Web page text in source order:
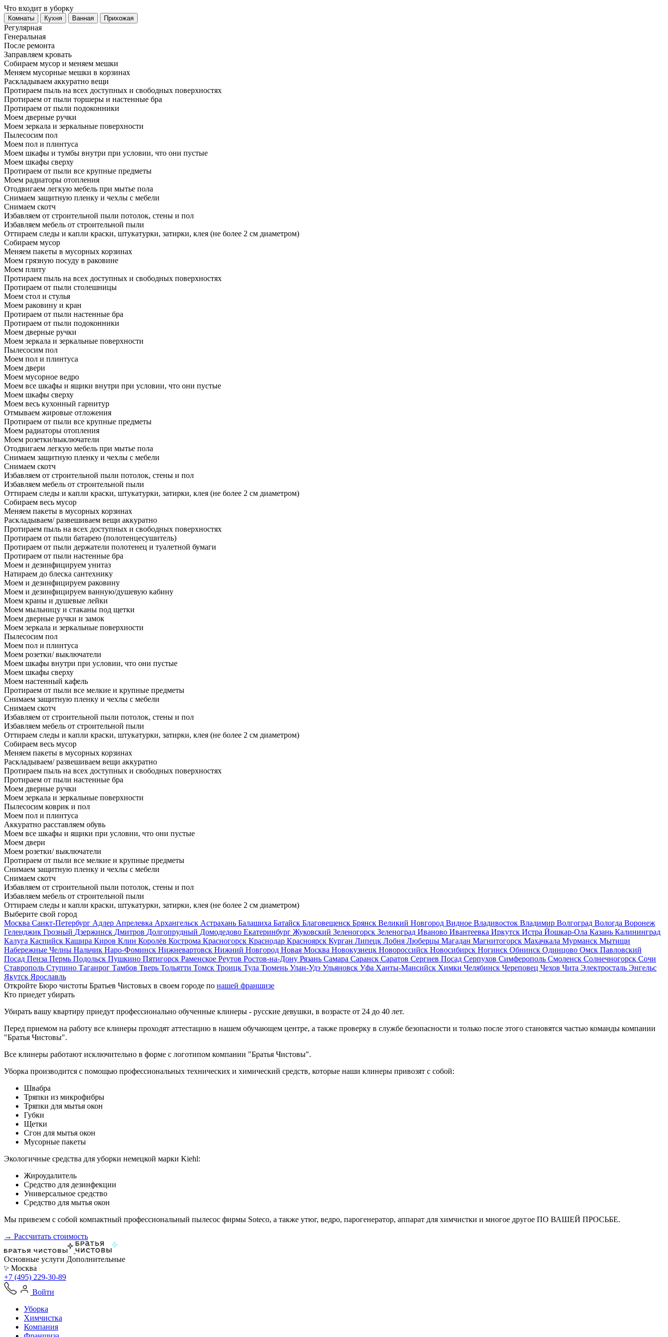
Что входит в уборку
Регу­лярная
Гене­ральная
После ремонта
Заправляем кровать
Собираем мусор и меняем мешки
Меняем мусорные мешки в корзинах
Раскладываем аккуратно вещи
Протираем пыль на всех доступных и свободных поверхностях
Протираем от пыли торшеры и настенные бра
Протираем от пыли подоконники
Моем дверные ручки
Моем зеркала и зеркальные поверхности
Пылесосим пол
Моем пол и плинтуса
Моем шкафы и тумбы внутри при условии, что они пустые
Моем шкафы сверху
Протираем от пыли все крупные предметы
Моем радиаторы отопления
Отодвигаем легкую мебель при мытье пола
Снимаем защитную пленку и чехлы с мебели
Снимаем скотч
Избавляем от строительной пыли потолок, стены и пол
Избавляем мебель от строительной пыли
Оттираем следы и капли краски, штукатурки, затирки, клея (не более 2 см диаметром)
Собираем мусор
Меняем пакеты в мусорных корзинах
Моем грязную посуду в раковине
Моем плиту
Протираем пыль на всех доступных и свободных поверхностях
Протираем от пыли столешницы
Моем стол и стулья
Моем раковину и кран
Протираем от пыли настенные бра
Протираем от пыли подоконники
Моем дверные ручки
Моем зеркала и зеркальные поверхности
Пылесосим пол
Моем пол и плинтуса
Моем двери
Моем мусорное ведро
Моем все шкафы и ящики внутри при условии, что они пустые
Моем шкафы сверху
Моем весь кухонный гарнитур
Отмываем жировые отложения
Протираем от пыли все крупные предметы
Моем радиаторы отопления
Моем розетки/выключатели
Отодвигаем легкую мебель при мытье пола
Снимаем защитную пленку и чехлы с мебели
Снимаем скотч
Избавляем от строительной пыли потолок, стены и пол
Избавляем мебель от строительной пыли
Оттираем следы и капли краски, штукатурки, затирки, клея (не более 2 см диаметром)
Собираем весь мусор
Меняем пакеты в мусорных корзинах
Раскладываем/ развешиваем вещи аккуратно
Протираем пыль на всех доступных и свободных поверхностях
Протираем от пыли батарею (полотенцесушитель)
Протираем от пыли держатели полотенец и туалетной бумаги
Протираем от пыли настенные бра
Моем и дезинфицируем унитаз
Натираем до блеска сантехнику
Моем и дезинфицируем раковину
Моем и дезинфицируем ванную/душевую кабину
Моем краны и душевые лейки
Моем мыльницу и стаканы под щетки
Моем дверные ручки и замок
Моем зеркала и зеркальные поверхности
Пылесосим пол
Моем пол и плинтуса
Моем розетки/ выключатели
Моем шкафы внутри при условии, что они пустые
Моем шкафы сверху
Моем настенный кафель
Протираем от пыли все мелкие и крупные предметы
Снимаем защитную пленку и чехлы с мебели
Снимаем скотч
Избавляем от строительной пыли потолок, стены и пол
Избавляем мебель от строительной пыли
Оттираем следы и капли краски, штукатурки, затирки, клея (не более 2 см диаметром)
Собираем весь мусор
Меняем пакеты в мусорных корзинах
Раскладываем/ развешиваем вещи аккуратно
Протираем пыль на всех доступных и свободных поверхностях
Протираем от пыли настенные бра
Моем дверные ручки
Моем зеркала и зеркальные поверхности
Пылесосим коврик и пол
Моем пол и плинтуса
Аккуратно расставляем обувь
Моем все шкафы и ящики при условии, что они пустые
Моем двери
Моем розетки/ выключатели
Протираем от пыли все мелкие и крупные предметы
Снимаем защитную пленку и чехлы с мебели
Снимаем скотч
Избавляем от строительной пыли потолок, стены и пол
Избавляем мебель от строительной пыли
Оттираем следы и капли краски, штукатурки, затирки, клея (не более 2 см диаметром)
Выберите свой город
Москва Санкт-Петербург Адлер Апрелевка Архангельск Астрахань Балашиха Батайск Благовещенск Брянск Великий Новгород Видное Владивосток Владимир Волгоград Вологда Воронеж
Геленджик Грозный Дзержинск Дмитров Долгопрудный Домодедово Екатеринбург Жуковский Зеленогорск Зеленоград Иваново Ивантеевка Иркутск Истра Йошкар-Ола Казань Калининград
Калуга Каспийск Кашира Киров Клин Королёв Кострома Красногорск Краснодар Красноярск Курган Липецк Лобня Люберцы Магадан Магнитогорск Махачкала Мурманск Мытищи
Набережные Челны Нальчик Наро-Фоминск Нижневартовск Нижний Новгород Новая Москва Новокузнецк Новороссийск Новосибирск Ногинск Обнинск Одинцово Омск Павловский
Посад Пенза Пермь Подольск Пушкино Пятигорск Раменское Реутов Ростов-на-Дону Рязань Самара Саранск Саратов Сергиев Посад Серпухов Симферополь Смоленск Солнечногорск Сочи
Ставрополь Ступино Таганрог Тамбов Тверь Тольятти Томск Троицк Тула Тюмень Улан-Удэ Ульяновск Уфа Ханты-Мансийск Химки Челябинск Череповец Чехов Чита Электросталь Энгельс
Якутск Ярославль
Откройте Бюро чистоты Братьев Чистовых в своем городе по нашей франшизе
Кто приедет убирать
Убирать вашу квартиру приедут профессионально обученные клинеры - русские девушки, в возрасте от 24 до 40 лет.
Перед приемом на работу все клинеры проходят аттестацию в нашем обучающем центре, а также проверку в службе безопасности и только после этого становятся частью команды компании
"Братья Чистовы".
Все клинеры работают исключительно в форме с логотипом компании "Братья Чистовы".
Уборка производится с помощью профессиональных технических и химический средств, которые наши клинеры привозят с собой:
Швабра
Тряпки из микрофибры
Тряпки для мытья окон
Губки
Щетки
Сгон для мытья окон
Мусорные пакеты
Экологичные средства для уборки немецкой марки Kiehl:
Жироудалитель
Средство для дезинфекции
Универсальное средство
Средство для мытья окон
Мы привезем с собой компактный профессиональный пылесос фирмы Soteco, а также утюг, ведро, парогенератор, аппарат для химчистки и многое другое ПО ВАШЕЙ ПРОСЬБЕ.
→ Рассчитать стоимость
Основные услуги Дополнительные
Москва
+7 (495) 229-30-89
Войти
Уборка
Химчистка
Компания